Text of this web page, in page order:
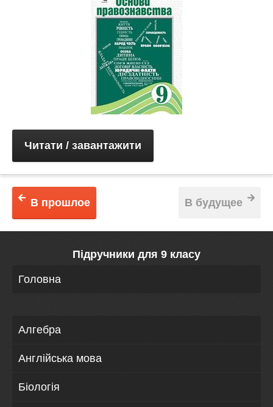
Читати / завантажити
В будущее
В прошлое
Підручники для 9 класу
Головна
Алгебра
Англійська мова
Біологія